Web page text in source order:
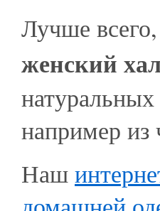
Лучше
женский
например из
Наш